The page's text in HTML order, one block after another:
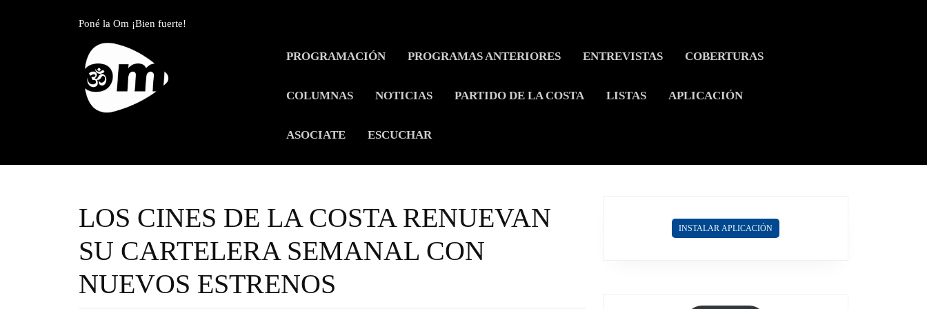
Poné la Om ¡Bien fuerte!
PROGRAMACIÓN PROGRAMAS ANTERIORES ENTREVISTAS COBERTURAS
COLUMNAS NOTICIAS PARTIDO DE LA COSTA LISTAS APLICACIÓN
ASOCIATE ESCUCHAR
LOS CINES DE LA COSTA RENUEVAN
SU CARTELERA SEMANAL CON
NUEVOS ESTRENOS
INSTALAR APLICACIÓN